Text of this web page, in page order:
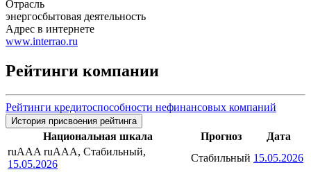
Отрасль
энергосбытовая деятельность
Адрес в интернете
www.interrao.ru
Рейтинги компании
Рейтинги кредитоспособности нефинансовых компаний
История присвоения рейтинга
Национальная шкала Прогноз
Дата
ruAAA ruAAA, Стабильный,
15.05.2026
Стабильный 15.05.2026